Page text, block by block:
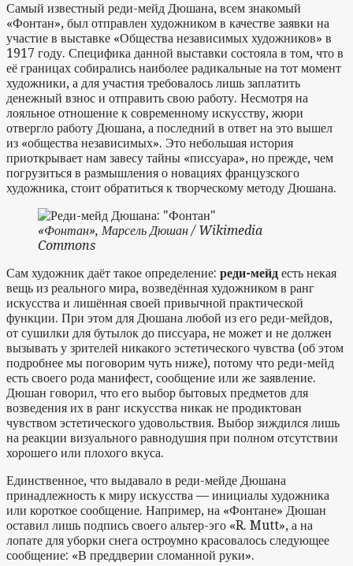
Самый известный реди-мейд Дюшана, всем знакомый
«Фонтан», был отправлен художником в качестве заявки на
участие в выставке «Общества независимых художников» в
1917 году. Специфика данной выставки состояла в том, что в
её границах собирались наиболее радикальные на тот момент
художники, а для участия требовалось лишь заплатить
денежный взнос и отправить свою работу. Несмотря на
лояльное отношение к современному искусству, жюри
отвергло работу Дюшана, а последний в ответ на это вышел
из «общества независимых». Это небольшая история
приоткрывает нам завесу тайны «писсуара», но прежде, чем
погрузиться в размышления о новациях французского
художника, стоит обратиться к творческому методу Дюшана.
«Фонтан», Марсель Дюшан / Wikimedia
Commons
Сам художник даёт такое определение: реди-мейд есть некая
вещь из реального мира, возведённая художником в ранг
искусства и лишённая своей привычной практической
функции. При этом для Дюшана любой из его реди-мейдов,
от сушилки для бутылок до писсуара, не может и не должен
вызывать у зрителей никакого эстетического чувства (об этом
подробнее мы поговорим чуть ниже), потому что реди-мейд
есть своего рода манифест, сообщение или же заявление.
Дюшан говорил, что его выбор бытовых предметов для
возведения их в ранг искусства никак не продиктован
чувством эстетического удовольствия. Выбор зиждился лишь
на реакции визуального равнодушия при полном отсутствии
хорошего или плохого вкуса.
Единственное, что выдавало в реди-мейде Дюшана
принадлежность к миру искусства — инициалы художника
или короткое сообщение. Например, на «Фонтане» Дюшан
оставил лишь подпись своего альтер-эго «R. Mutt», а на
лопате для уборки снега остроумно красовалось следующее
сообщение: «В преддверии сломанной руки».